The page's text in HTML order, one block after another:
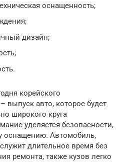
оснащенность;
дизайн;
корейского
выпуск авто, которое будет
широкого круга
уделяется безопасности,
оснащению. Автомобиль,
длительное время без
ремонта, также кузов легко